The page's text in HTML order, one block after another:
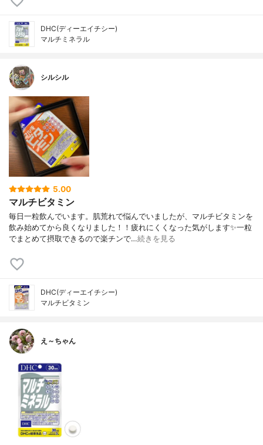
DHC(ディーエイチシー)
マルチミネラル
シルシル
5.00
マルチビタミン
毎日一粒飲んでいます。肌荒れで悩んでいましたが、マルチビタミンを
飲み始めてから良くなりました！！疲れにくくなった気がします✨一粒
でまとめて摂取できるので楽チンで…続きを見る
DHC(ディーエイチシー)
マルチビタミン
え～ちゃん